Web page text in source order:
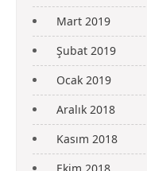
Mart 2019
Şubat 2019
Ocak 2019
Aralık 2018
Kasım 2018